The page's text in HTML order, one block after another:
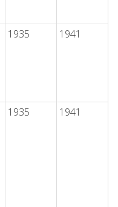
1935 1941
1935 1941